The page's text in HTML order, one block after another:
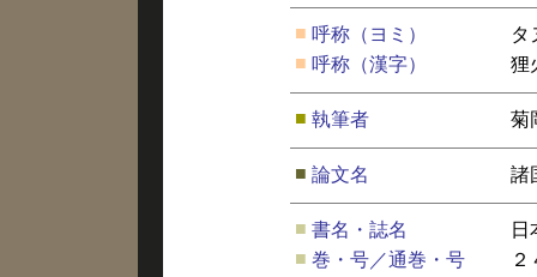
■ 呼称（ヨミ）
タ
■ 呼称（漢字） 狸
■ 執筆者 菊
■ 論文名 諸
■ 書名・誌名
日
■ 巻・号／通巻・号
２